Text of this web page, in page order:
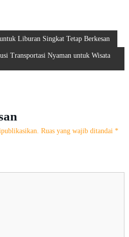
Liburan Singkat Tetap Berkesan
Transportasi Nyaman untuk Wisata
Ruas yang wajib ditandai *